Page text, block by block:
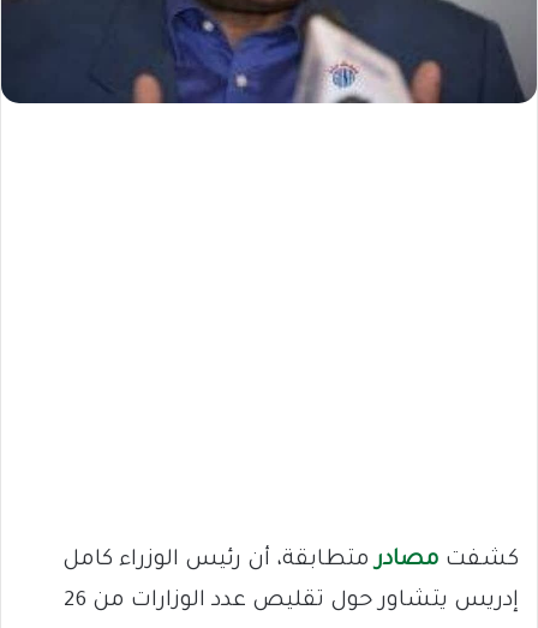
كشفت مصادرمتطابقة، أن رئيس الوزراء كامل
إدريس يتشاور حول تقليص عدد الوزارات من 26